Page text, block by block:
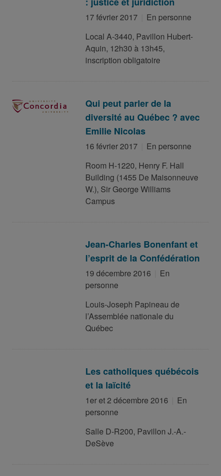
17 février 2017
En personne
Local A-3440, Pavillon Hubert-
Aquin, 12h30 à 13h45,
inscription obligatoire
Qui peut parler de la
diversité au Québec ? avec
Emilie Nicolas
16 février 2017
En personne
Room H-1220, Henry F. Hall
Building (1455 De Maisonneuve
W.), Sir George Williams
Campus
Jean-Charles Bonenfant et
l’esprit de la Confédération
19 décembre 2016
En
personne
Louis-Joseph Papineau de
l’Assemblée nationale du
Québec
Les catholiques québécois
et la laïcité
1er et 2 décembre 2016
En
personne
Salle D-R200, Pavillon J.-A.-
DeSève